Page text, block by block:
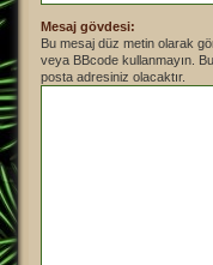
Mesaj gövdesi:
Bu mesaj düz metin olarak
veya BBcode kullanmayın.
posta adresiniz olacaktır.